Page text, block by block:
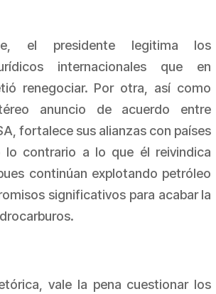
el presidente legitima los
internacionales que en
renegociar. Por otra, así como
anuncio de acuerdo entre
fortalece sus alianzas con países
lo contrario a lo que él reivindica
continúan explotando petróleo
significativos para acabar la
vale la pena cuestionar los